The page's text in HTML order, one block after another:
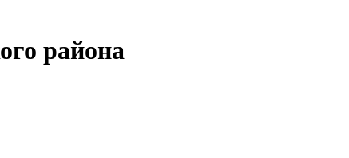
района